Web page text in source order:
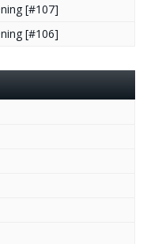
[#107]
[#106]